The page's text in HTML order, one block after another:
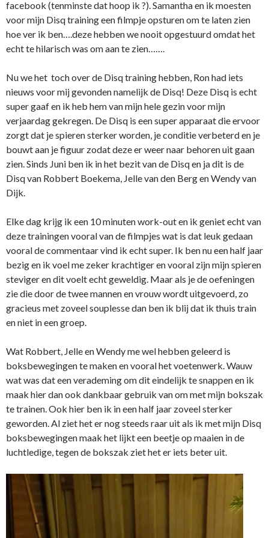
facebook (tenminste dat hoop ik ?). Samantha en ik moesten
voor mijn Disq training een filmpje opsturen om te laten zien
hoe ver ik ben….deze hebben we nooit opgestuurd omdat het
echt te hilarisch was om aan te zien…….
Nu we het toch over de Disq training hebben, Ron had iets
nieuws voor mij gevonden namelijk de Disq! Deze Disq is echt
super gaaf en ik heb hem van mijn hele gezin voor mijn
verjaardag gekregen. De Disq is een super apparaat die ervoor
zorgt dat je spieren sterker worden, je conditie verbeterd en je
bouwt aan je figuur zodat deze er weer naar behoren uit gaan
zien. Sinds Juni ben ik in het bezit van de Disq en ja dit is de
Disq van Robbert Boekema, Jelle van den Berg en Wendy van
Dijk.
Elke dag krijg ik een 10 minuten work-out en ik geniet echt van
deze trainingen vooral van de filmpjes wat is dat leuk gedaan
vooral de commentaar vind ik echt super. Ik ben nu een half jaar
bezig en ik voel me zeker krachtiger en vooral zijn mijn spieren
steviger en dit voelt echt geweldig. Maar als je de oefeningen
zie die door de twee mannen en vrouw wordt uitgevoerd, zo
gracieus met zoveel souplesse dan ben ik blij dat ik thuis train
en niet in een groep.
Wat Robbert, Jelle en Wendy me wel hebben geleerd is
boksbewegingen te maken en vooral het voetenwerk. Wauw
wat was dat een verademing om dit eindelijk te snappen en ik
maak hier dan ook dankbaar gebruik van om met mijn bokszak
te trainen. Ook hier ben ik in een half jaar zoveel sterker
geworden. Al ziet het er nog steeds raar uit als ik met mijn Disq
boksbewegingen maak het lijkt een beetje op maaien in de
luchtledige, tegen de bokszak ziet het er iets beter uit.